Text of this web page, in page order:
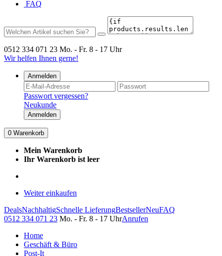
FAQ
0512 334 071 23 Mo. - Fr. 8 - 17 Uhr
Wir helfen Ihnen gerne!
Anmelden
Passwort vergessen?
Neukunde
Anmelden
0 Warenkorb
Mein Warenkorb
Ihr Warenkorb ist leer
Weiter einkaufen
DealsNachhaltigSchnelle LieferungBestsellerNeuFAQ
0512 334 071 23 Mo. - Fr. 8 - 17 UhrAnrufen
Home
Geschäft & Büro
Post-It